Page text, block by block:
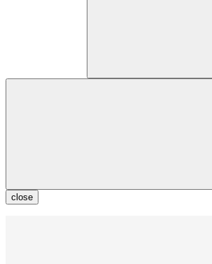
close